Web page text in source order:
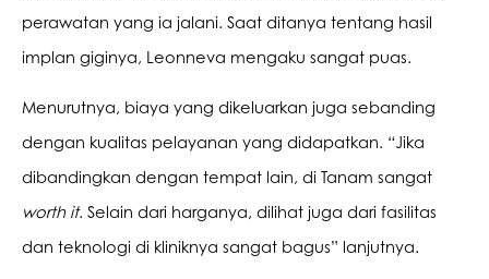
perawatan yang ia jalani. Saat ditanya tentang hasil
implan giginya, Leonneva mengaku sangat puas.
Menurutnya, biaya yang dikeluarkan juga sebanding
dengan kualitas pelayanan yang didapatkan. “Jika
worth it. Selain dari harganya, dilihat juga dari fasilitas
dan teknologi di kliniknya sangat bagus” lanjutnya.